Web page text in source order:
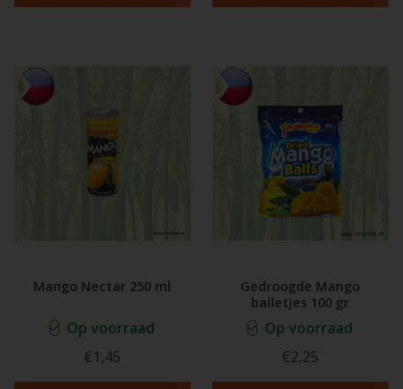
Mango Nectar 250 ml
Op voorraad
€1,45
Gedroogde Mango
balletjes 100 gr
Op voorraad
€2,25